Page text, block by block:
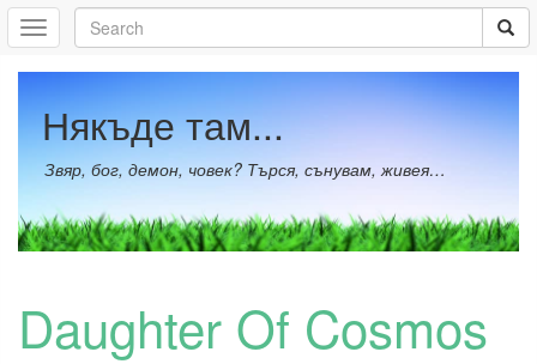
Някъде там...
Звяр, бог, демон, човек? Търся, сънувам, живея…
Daughter Of Cosmos